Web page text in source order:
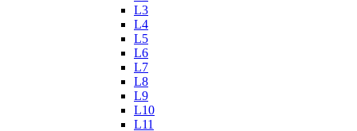
L3
L4
L5
L6
L7
L8
L9
L10
L11